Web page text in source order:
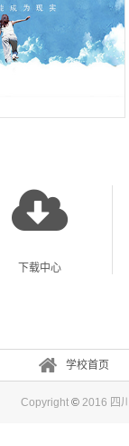
下载中心
学校首页
Copyright ©2016 四